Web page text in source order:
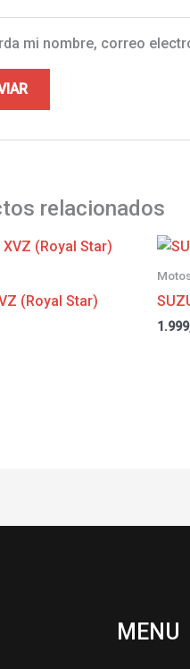
mi nombre, correo
relacionados
(Royal Star)
MENU